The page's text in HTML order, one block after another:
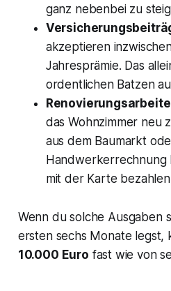
ganz nebenbei zu
akzeptieren
Jahresprämie. Das
ordentlichen Batzen
das Wohnzimmer neu
aus dem Baumarkt
Handwerkerrechnung
mit der Karte
Wenn du solche Ausgaben
ersten sechs Monate legst,
10.000 Euro fast wie von